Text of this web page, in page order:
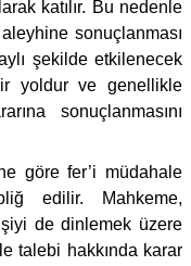
katılır. Bu nedenle
sonuçlanması
şekilde etkilenecek
yoldur ve genellikle
sonuçlanmasını
göre fer’i müdahale
edilir. Mahkeme,
de dinlemek üzere
talebi hakkında karar